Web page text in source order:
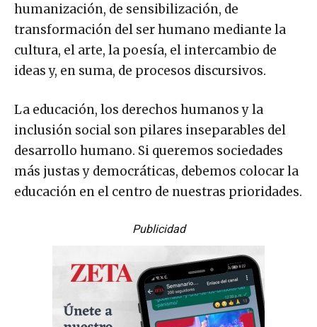
humanización, de sensibilización, de
transformación del ser humano mediante la
cultura, el arte, la poesía, el intercambio de
ideas y, en suma, de procesos discursivos.
La educación, los derechos humanos y la
inclusión social son pilares inseparables del
desarrollo humano. Si queremos sociedades
más justas y democráticas, debemos colocar la
educación en el centro de nuestras prioridades.
Publicidad